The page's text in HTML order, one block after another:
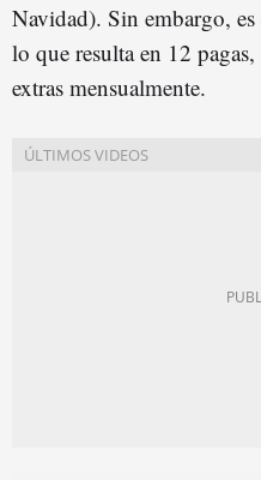
Navidad). Sin embargo,
lo que resulta en 12
extras mensualmente.